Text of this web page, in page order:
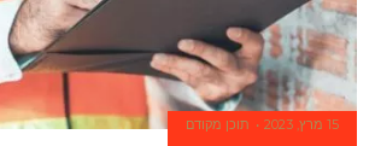
15 מרץ, 2023 תוכן מקודם